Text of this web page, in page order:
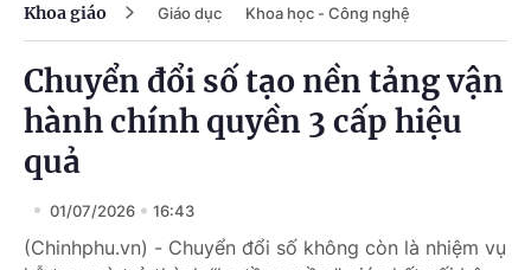
Khoa giáo Giáo dục Khoa học - Công nghệ
Chuyển đổi số tạo nền tảng vận
hành chính quyền 3 cấp hiệu
quả
01/07/2026 16:43
(Chinhphu.vn) - Chuyển đổi số không còn là nhiệm vụ